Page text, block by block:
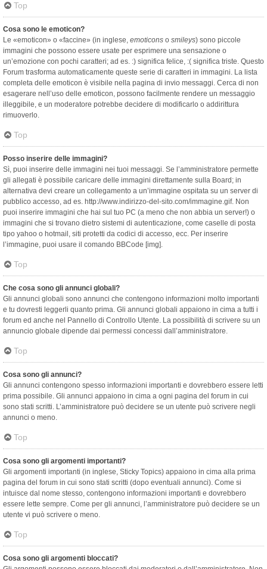
Top
Cosa sono le emoticon?
Le «emoticon» o «faccine» (in inglese, emoticons o smileys) sono piccole
immagini che possono essere usate per esprimere una sensazione o
un’emozione con pochi caratteri; ad es. :) significa felice, :( significa triste. Questo
Forum trasforma automaticamente queste serie di caratteri in immagini. La lista
completa delle emoticon è visibile nella pagina di invio messaggi. Cerca di non
esagerare nell’uso delle emoticon, possono facilmente rendere un messaggio
illeggibile, e un moderatore potrebbe decidere di modificarlo o addirittura
rimuoverlo.
Top
Posso inserire delle immagini?
Sì, puoi inserire delle immagini nei tuoi messaggi. Se l’amministratore permette
gli allegati è possibile caricare delle immagini direttamente sulla Board; in
alternativa devi creare un collegamento a un’immagine ospitata su un server di
pubblico accesso, ad es. http://www.indirizzo-del-sito.com/immagine.gif. Non
puoi inserire immagini che hai sul tuo PC (a meno che non abbia un server!) o
immagini che si trovano dietro sistemi di autenticazione, come caselle di posta
tipo yahoo o hotmail, siti protetti da codici di accesso, ecc. Per inserire
l’immagine, puoi usare il comando BBCode [img].
Top
Che cosa sono gli annunci globali?
Gli annunci globali sono annunci che contengono informazioni molto importanti
e tu dovresti leggerli quanto prima. Gli annunci globali appaiono in cima a tutti i
forum ed anche nel Pannello di Controllo Utente. La possibilità di scrivere su un
annuncio globale dipende dai permessi concessi dall’amministratore.
Top
Cosa sono gli annunci?
Gli annunci contengono spesso informazioni importanti e dovrebbero essere letti
prima possibile. Gli annunci appaiono in cima a ogni pagina del forum in cui
sono stati scritti. L’amministratore può decidere se un utente può scrivere negli
annunci o meno.
Top
Cosa sono gli argomenti importanti?
Gli argomenti importanti (in inglese, Sticky Topics) appaiono in cima alla prima
pagina del forum in cui sono stati scritti (dopo eventuali annunci). Come si
intuisce dal nome stesso, contengono informazioni importanti e dovrebbero
essere lette sempre. Come per gli annunci, l’amministratore può decidere se un
utente vi può scrivere o meno.
Top
Cosa sono gli argomenti bloccati?